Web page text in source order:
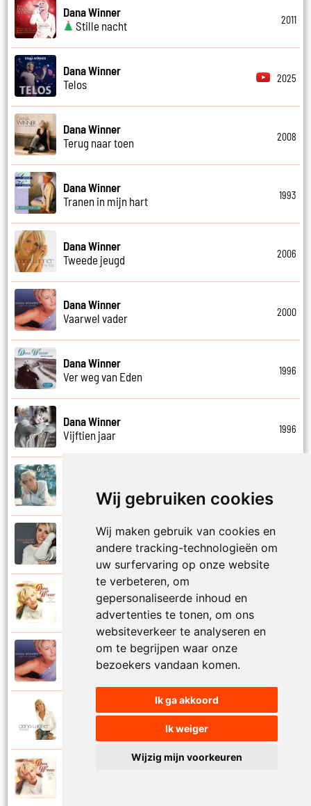
Wij gebruiken cookies
Wij maken gebruik van cookies en
andere tracking-technologieën om
uw surfervaring op onze website
te verbeteren, om
gepersonaliseerde inhoud en
advertenties te tonen, om ons
websiteverkeer te analyseren en
om te begrijpen waar onze
bezoekers vandaan komen.
Ik ga akkoord
Ik weiger
Wijzig mijn voorkeuren
Dana Winner
Stille nacht
2011
Dana Winner
Telos
2025
Dana Winner
Terug naar toen
2008
Dana Winner
Tranen in mijn hart
1993
Dana Winner
Tweede jeugd
2006
Dana Winner
Vaarwel vader
2000
Dana Winner
Ver weg van Eden
1996
Dana Winner
Vijftien jaar
1996
Vleugels
Dana Winner
Vogelvrij
Dana Winner
Volg je natuur
Dana Winner
Voor altijd
Dana Winner